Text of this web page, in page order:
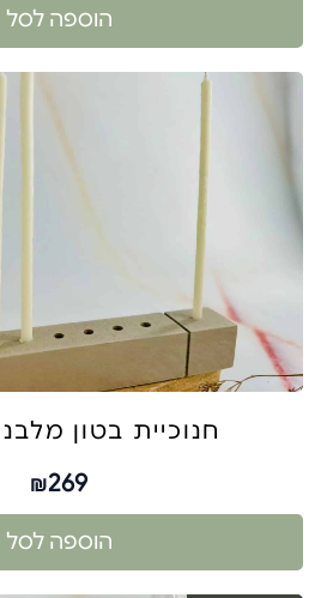
הוספה לסל
חנוכיית בטון
₪269
הוספה לסל